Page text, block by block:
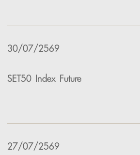
30/07/2569
SET50 Index Future
27/07/2569